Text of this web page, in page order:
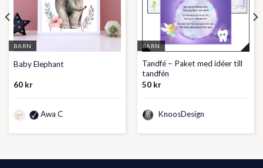
BARN
Baby Elephant
60 kr
Awa C
BARN
Tandfé – Paket med idéer till
tandfén
50 kr
KnoosDesign